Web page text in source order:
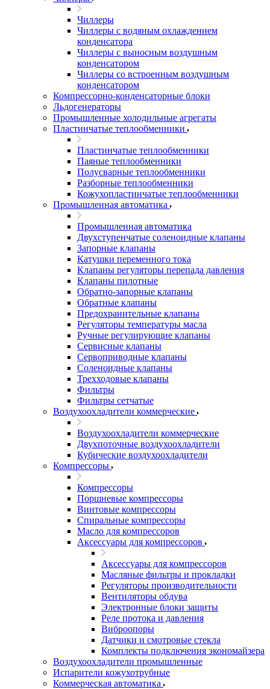
Чиллеры
Чиллеры с водяным охлаждением
конденсатора
Чиллеры с выносным воздушным
конденсатором
Чиллеры со встроенным воздушным
конденсатором
Компрессорно-конденсаторные блоки
Льдогенераторы
Промышленные холодильные агрегаты
Пластинчатые теплообменники
Пластинчатые теплообменники
Паяные теплообменники
Полусварные теплообменники
Разборные теплообменники
Кожухопластинчатые теплообменники
Промышленная автоматика
Промышленная автоматика
Двухступенчатые соленоидные клапаны
Запорные клапаны
Катушки переменного тока
Клапаны регуляторы перепада давления
Клапаны пилотные
Обратно-запорные клапаны
Обратные клапаны
Предохранительные клапаны
Регуляторы температуры масла
Ручные регулирующие клапаны
Сервисные клапаны
Сервоприводные клапаны
Соленоидные клапаны
Трехходовые клапаны
Фильтры
Фильтры сетчатые
Воздухоохладители коммерческие
Воздухоохладители коммерческие
Двухпоточные воздухоохладители
Кубические воздухоохладители
Компрессоры
Компрессоры
Поршневые компрессоры
Винтовые компрессоры
Спиральные компрессоры
Масло для компрессоров
Аксессуары для компрессоров
Аксессуары для компрессоров
Масляные фильтры и прокладки
Регуляторы производительности
Вентиляторы обдува
Электронные блоки защиты
Реле протока и давления
Виброопоры
Датчики и смотровые стекла
Комплекты подключения экономайзера
Воздухоохладители промышленные
Испарители кожухотрубные
Коммерческая автоматика